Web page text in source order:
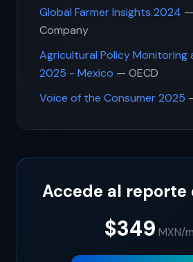
Global Farmer Insights 2024
Company
Agricultural Policy Monitoring
2025 - Mexico — OECD
Voice of the Consumer 2025
Accede al
$349 MXN/